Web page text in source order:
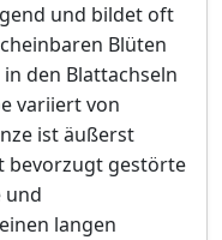
und bildet oft
Blüten
den Blattachseln
variiert von
ist äußerst
bevorzugt gestörte
und
langen